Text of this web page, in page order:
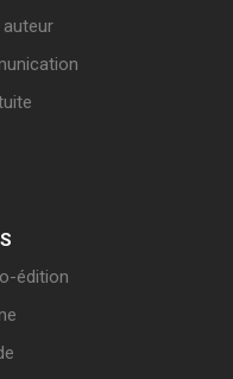
auteur
édition